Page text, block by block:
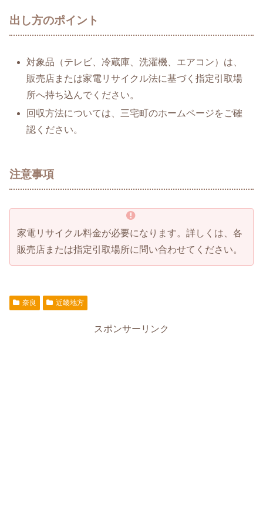
出し方のポイント
対象品（テレビ、冷蔵庫、洗濯機、エアコン）は、
販売店または家電リサイクル法に基づく指定引取場
所へ持ち込んでください。
回収方法については、三宅町のホームページをご確
認ください。
注意事項
家電リサイクル料金が必要になります。詳しくは、各
販売店または指定引取場所に問い合わせてください。
奈良 近畿地方
スポンサーリンク